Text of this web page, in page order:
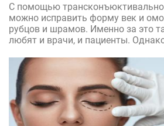
С помощью
можно исправить форму век и
рубцов и шрамов. Именно за это
любят и врачи, и пациенты.